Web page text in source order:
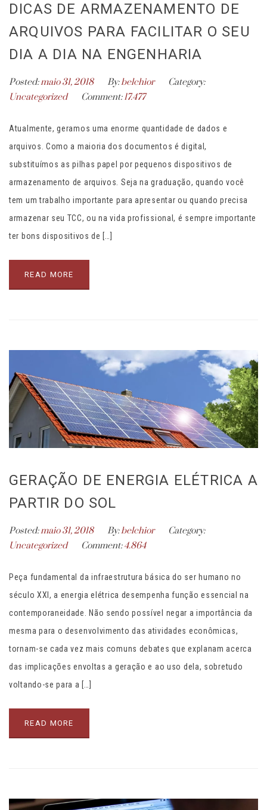
DICAS DE ARMAZENAMENTO DE
ARQUIVOS PARA FACILITAR O SEU
DIA A DIA NA ENGENHARIA
Posted:maio 31, 2018 By:belchior
Category:
Uncategorized
Comment:17.477
Atualmente, geramos uma enorme quantidade de dados e
arquivos. Como a maioria dos documentos é digital,
substituímos as pilhas papel por pequenos dispositivos de
armazenamento de arquivos. Seja na graduação, quando você
tem um trabalho importante para apresentar ou quando precisa
armazenar seu TCC, ou na vida profissional, é sempre importante
ter bons dispositivos de […]
READ MORE
GERAÇÃO DE ENERGIA ELÉTRICA A
PARTIR DO SOL
Posted:maio 31, 2018 By:belchior
Category:
Uncategorized
Comment:4.864
Peça fundamental da infraestrutura básica do ser humano no
século XXI, a energia elétrica desempenha função essencial na
contemporaneidade. Não sendo possível negar a importância da
mesma para o desenvolvimento das atividades econômicas,
tornam-se cada vez mais comuns debates que explanam acerca
das implicações envoltas a geração e ao uso dela, sobretudo
voltando-se para a […]
READ MORE